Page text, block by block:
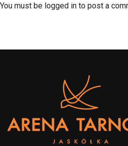
You must be logged in to post a